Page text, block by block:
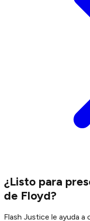
¿Listo para
de Floyd?
Flash Justice le ayuda a